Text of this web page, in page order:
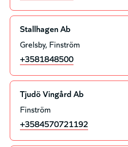
Stallhagen Ab
Grelsby Finström
+3581848500
Tjudö Vingård Ab
Finström
+3584570721192